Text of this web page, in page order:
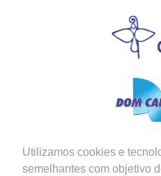
Utilizamos cookies e
semelhantes com objetivo
Siga-nos em